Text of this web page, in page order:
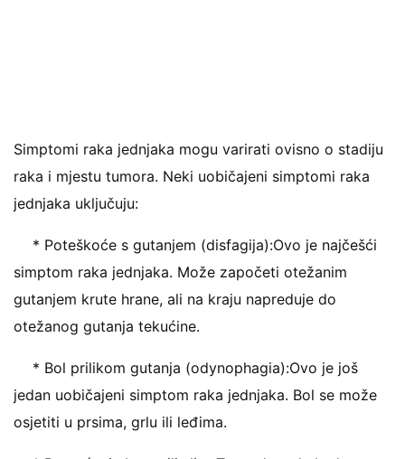
Simptomi raka jednjaka mogu varirati ovisno o stadiju
raka i mjestu tumora. Neki uobičajeni simptomi raka
jednjaka uključuju:
* Poteškoće s gutanjem (disfagija):Ovo je najčešći
simptom raka jednjaka. Može započeti otežanim
gutanjem krute hrane, ali na kraju napreduje do
otežanog gutanja tekućine.
* Bol prilikom gutanja (odynophagia):Ovo je još
jedan uobičajeni simptom raka jednjaka. Bol se može
osjetiti u prsima, grlu ili leđima.